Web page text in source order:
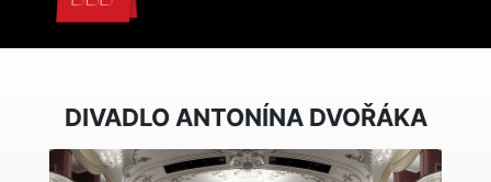
DIVADLO ANTONÍNA DVOŘÁKA